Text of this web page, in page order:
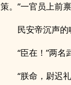
策。”一官员上前禀
民安帝沉声的
“臣在！”两名
“朕命，尉迟